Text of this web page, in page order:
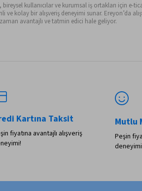
kullanıcılar ve kurumsal iş ortakları için e-
kolay bir alışveriş deneyimi sunar. Ereyon’da
avantajlı ve tatmin edici hale geliyor.
Kartına Taksit
fiyatına avantajlı alışveriş
Mutlu
Peşin